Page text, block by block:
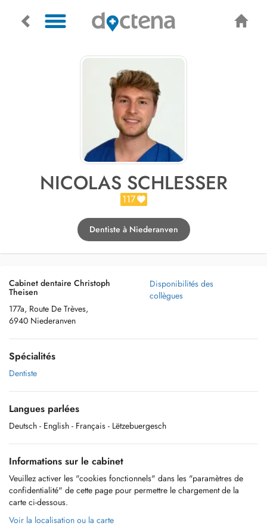
NICOLAS SCHLESSER
117
Dentiste à Niederanven
Cabinet dentaire Christoph
Theisen
177a, Route De Trèves,
6940 Niederanven
Disponibilités des
collègues
Spécialités
Dentiste
Langues parlées
Deutsch - English - Français - Lëtzebuergesch
Informations sur le cabinet
Veuillez activer les "cookies fonctionnels" dans les "paramètres de
confidentialité" de cette page pour permettre le chargement de la
carte ci-dessous.
Voir la localisation ou la carte